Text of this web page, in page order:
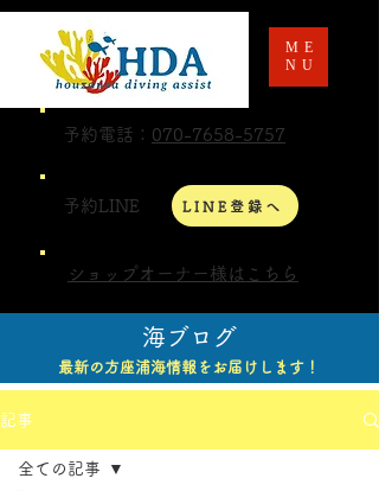
予約電話： 070-7658-5757
予約LINE LINE登録へ
ショップオーナー様はこちら
ME
NU
海ブログ
最新の方座浦海情報をお届けします！
記事
全ての記事